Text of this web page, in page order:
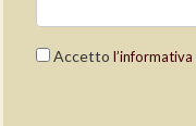
Accetto l’informativa